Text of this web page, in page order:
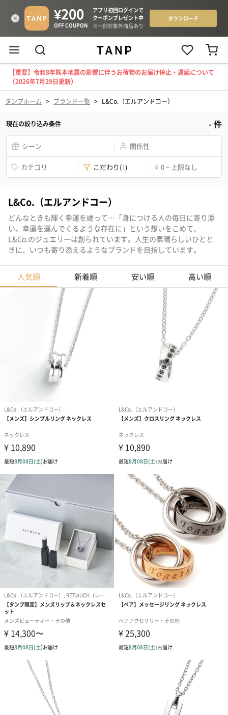
【重要】令和8年熊本地震の影響に伴うお荷物のお届け停止・遅延について
（2026年7月29日更新）
タンプホーム > ブランド一覧 > L&Co.（エルアンドコー）
現在の絞り込み条件 -件
シーン 関係性
カテゴリ こだわり(1) ¥ 0 ~ 上限なし
L&Co.（エルアンドコー）
どんなときも輝く幸運を纏って…「身につける人の毎日に寄り添
い、幸運を運んでくるような存在に」という想いをこめて、
L&Co.のジュエリーは創られています。人生の素晴らしいひとと
きに、いつも寄り添えるようなブランドを目指しています。
人気順 新着順 安い順 高い順